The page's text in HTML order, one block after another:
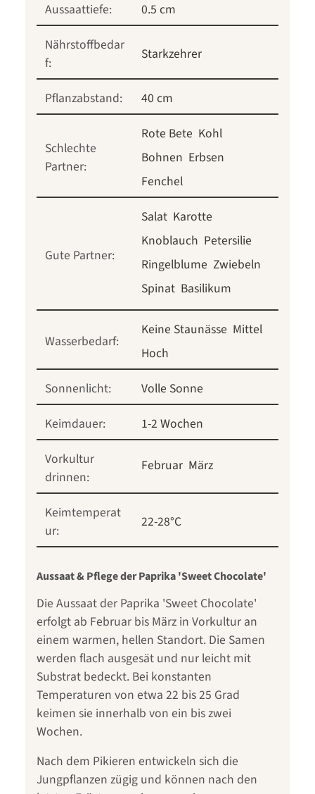
Aussaattiefe:
0.5 cm
Nährstoffbedar
f:
Starkzehrer
Pflanzabstand: 40 cm
Schlechte
Partner:
Rote Bete Kohl
Bohnen Erbsen
Fenchel
Gute Partner:
Salat Karotte
Knoblauch Petersilie
Ringelblume Zwiebeln
Spinat Basilikum
Wasserbedarf:
Keine Staunässe Mittel
Hoch
Sonnenlicht:
Volle Sonne
Keimdauer:
1-2 Wochen
Vorkultur
drinnen:
Februar März
Keimtemperat
ur:
22-28°C
Aussaat & Pflege der Paprika 'Sweet Chocolate'
Die Aussaat der Paprika 'Sweet Chocolate'
erfolgt ab Februar bis März in Vorkultur an
einem warmen, hellen Standort. Die Samen
werden flach ausgesät und nur leicht mit
Substrat bedeckt. Bei konstanten
Temperaturen von etwa 22 bis 25 Grad
keimen sie innerhalb von ein bis zwei
Wochen.
Nach dem Pikieren entwickeln sich die
Jungpflanzen zügig und können nach den